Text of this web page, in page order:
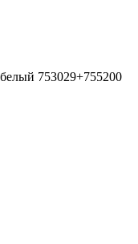
753029+755200